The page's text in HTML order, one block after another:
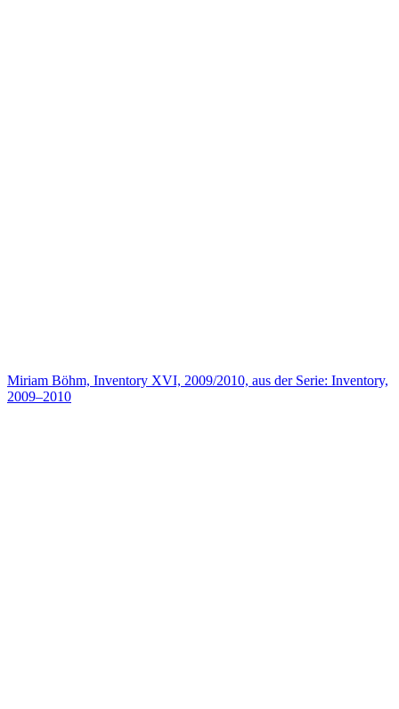
Miriam Böhm, Inventory XVI, 2009/2010, aus der Serie: Inventory,
2009–2010